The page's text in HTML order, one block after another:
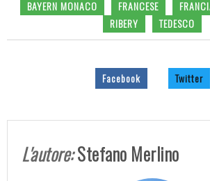
BAYERN MONACO FRANCESE
RIBERY
TEDESCO
Facebook Twitter
L'autore:Stefano Merlino